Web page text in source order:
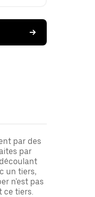
par des
par
un tiers,
n'est pas
ce tiers.